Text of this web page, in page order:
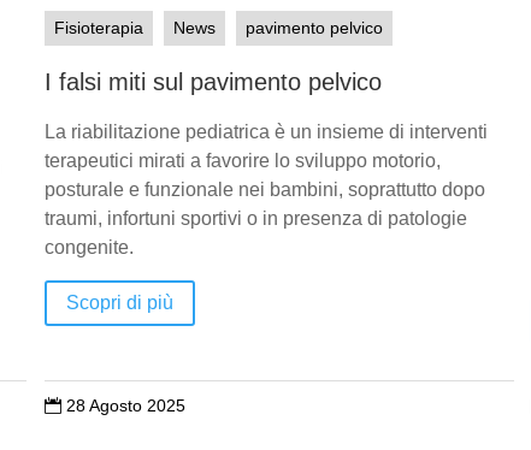
Fisioterapia News pavimento pelvico
I falsi miti sul pavimento pelvico
La riabilitazione pediatrica è un insieme di interventi
terapeutici mirati a favorire lo sviluppo motorio,
posturale e funzionale nei bambini, soprattutto dopo
traumi, infortuni sportivi o in presenza di patologie
congenite.
Scopri di più
 28 Agosto 2025